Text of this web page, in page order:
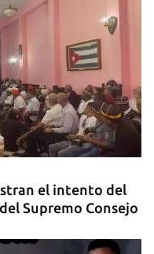
el intento del
Supremo Consejo